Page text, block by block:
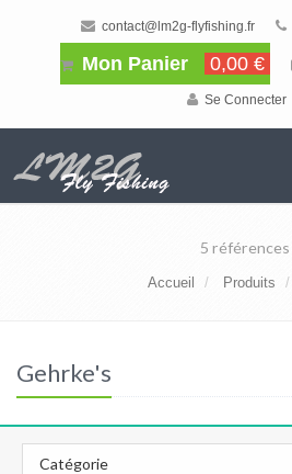
contact@lm2g-flyfishing.fr
Mon Panier 0,00 €
Se Connecter
5 références
Accueil Produits
Gehrke's
Catégorie